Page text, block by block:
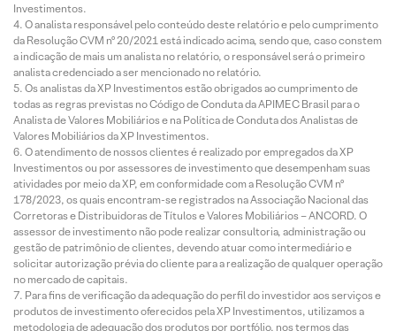
Investimentos.
O analista responsável pelo conteúdo deste relatório e pelo cumprimento
da Resolução CVM nº 20/2021 está indicado acima, sendo que, caso constem
a indicação de mais um analista no relatório, o responsável será o primeiro
analista credenciado a ser mencionado no relatório.
Os analistas da XP Investimentos estão obrigados ao cumprimento de
todas as regras previstas no Código de Conduta da APIMEC Brasil para o
Analista de Valores Mobiliários e na Política de Conduta dos Analistas de
Valores Mobiliários da XP Investimentos.
O atendimento de nossos clientes é realizado por empregados da XP
Investimentos ou por assessores de investimento que desempenham suas
atividades por meio da XP, em conformidade com a Resolução CVM nº
178/2023, os quais encontram-se registrados na Associação Nacional das
Corretoras e Distribuidoras de Títulos e Valores Mobiliários – ANCORD. O
assessor de investimento não pode realizar consultoria, administração ou
gestão de patrimônio de clientes, devendo atuar como intermediário e
solicitar autorização prévia do cliente para a realização de qualquer operação
no mercado de capitais.
Para fins de verificação da adequação do perfil do investidor aos serviços e
produtos de investimento oferecidos pela XP Investimentos, utilizamos a
metodologia de adequação dos produtos por portfólio, nos termos das